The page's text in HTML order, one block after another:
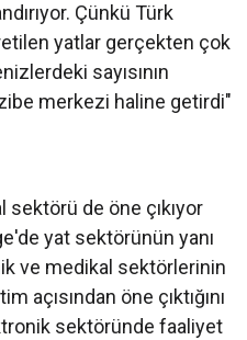
Çünkü Türk
yatlar gerçekten çok
sayısının
merkezi haline getirdi"
de öne çıkıyor
yat sektörünün yanı
ve medikal sektörlerinin
açısından öne çıktığını
sektöründe faaliyet